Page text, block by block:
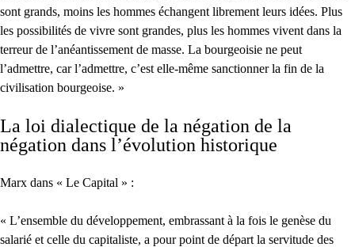
sont grands, moins les hommes échangent librement leurs idées. Plus
les possibilités de vivre sont grandes, plus les hommes vivent dans la
terreur de l’anéantissement de masse. La bourgeoisie ne peut
l’admettre, car l’admettre, c’est elle-même sanctionner la fin de la
civilisation bourgeoise. »
La loi dialectique de la négation de la
négation dans l’évolution historique
Marx dans « Le Capital » :
« L’ensemble du développement, embrassant à la fois le genèse du
salarié et celle du capitaliste, a pour point de départ la servitude des